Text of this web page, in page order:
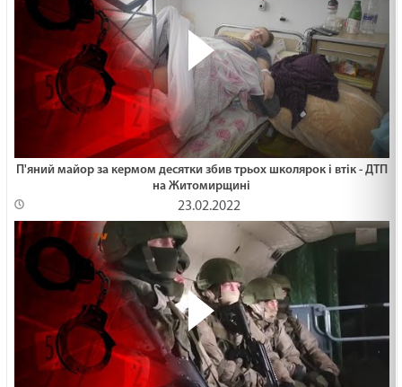
П'яний майор за кермом десятки збив трьох школярок і втік - ДТП
на Житомирщині
23.02.2022